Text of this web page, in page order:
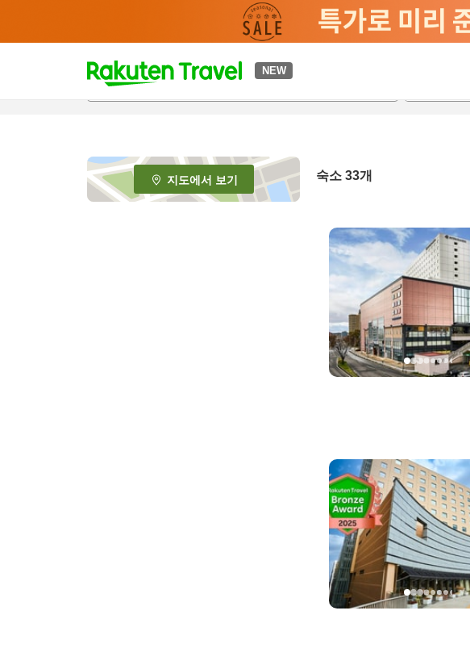
NEW
t
p
e
_
s
지도에서 보기 숙소 33개